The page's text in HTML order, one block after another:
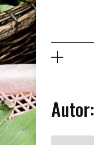
Autor: